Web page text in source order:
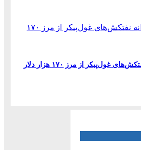
نرخ اجاره روزانه نفتکش‌های غول‌پیکر از مرز ۱۷۰ هزار دلار